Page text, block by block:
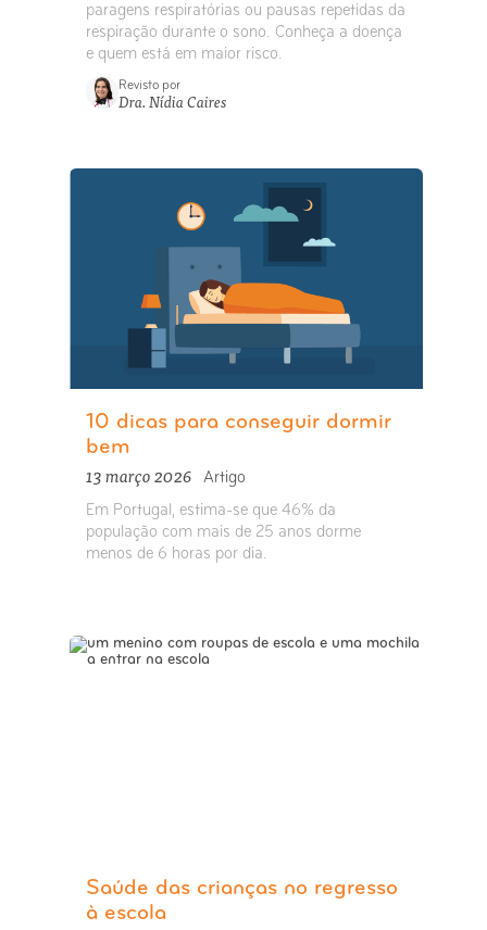
paragens respiratórias ou pausas repetidas da
respiração durante o sono. Conheça a doença
e quem está em maior risco.
Revisto por
Dra. Nídia Caires
10 dicas para conseguir dormir
bem
13 março 2026
Artigo
Em Portugal, estima-se que 46% da
população com mais de 25 anos dorme
menos de 6 horas por dia.
Saúde das crianças no regresso
à escola